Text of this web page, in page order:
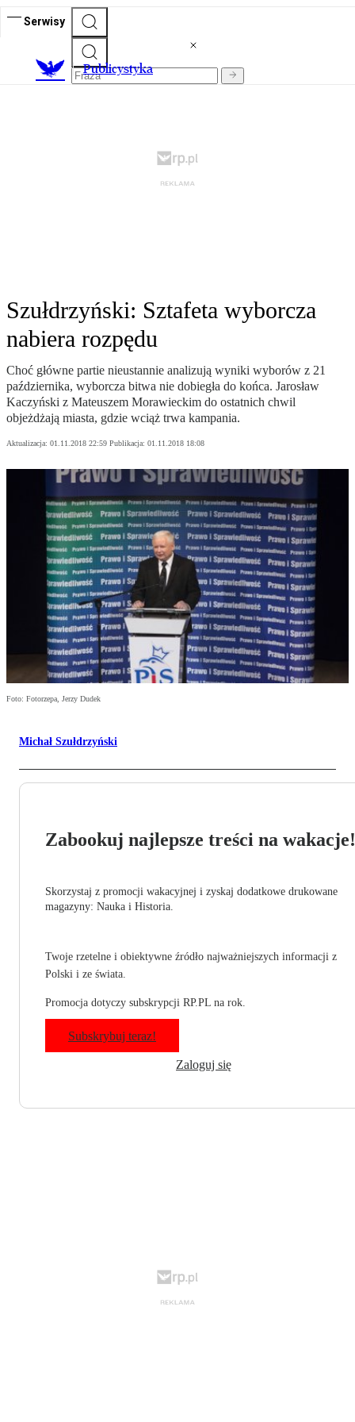
Serwisy
Publicystyka
Szułdrzyński: Sztafeta wyborcza
nabiera rozpędu
Choć główne partie nieustannie analizują wyniki wyborów z 21
października, wyborcza bitwa nie dobiegła do końca. Jarosław
Kaczyński z Mateuszem Morawieckim do ostatnich chwil
objeżdżają miasta, gdzie wciąż trwa kampania.
Aktualizacja: 01.11.2018 22:59 Publikacja: 01.11.2018 18:08
Foto: Fotorzepa, Jerzy Dudek
Michał Szułdrzyński
Zabookuj najlepsze treści na wakacje!
Skorzystaj z promocji wakacyjnej i zyskaj dodatkowe drukowane
magazyny: Nauka i Historia.
Twoje rzetelne i obiektywne źródło najważniejszych informacji z
Polski i ze świata.
Promocja dotyczy subskrypcji RP.PL na rok.
Subskrybuj teraz!
Zaloguj się